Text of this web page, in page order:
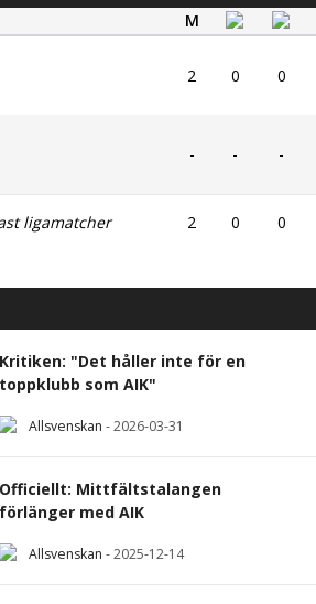
M
2 0 0
- - -
ligamatcher 2 0 0
Kritiken: "Det håller inte för en
toppklubb som AIK"
Allsvenskan -2026-03-31
Officiellt: Mittfältstalangen
förlänger med AIK
Allsvenskan -2025-12-14